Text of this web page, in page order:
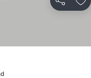
Partilhar